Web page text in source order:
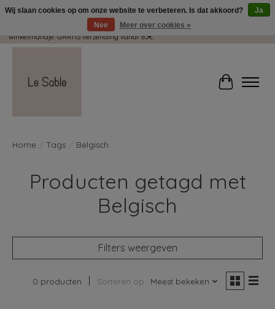
Wij pakken met plezier jouw kadootjes GRATIS in! Duid dit zeker aan in je
winkelmandje. GRATIS verzending vanaf 65€.
Home Tags Belgisch
Producten getagd met
Belgisch
Filters weergeven
0 producten Sorteren op Meest bekeken
Wij slaan cookies op om onze website te verbeteren. Is dat akkoord?
Ja
Nee
Meer over cookies »